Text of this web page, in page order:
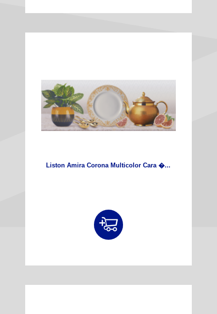
Liston Amira Corona Multicolor Cara �...